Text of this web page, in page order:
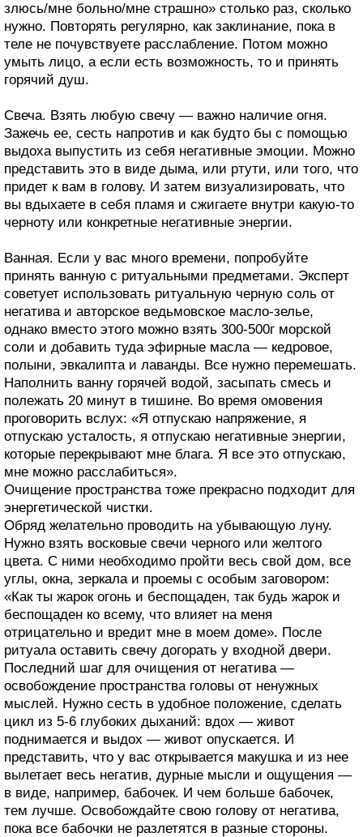
злюсь/мне больно/мне страшно» столько раз, сколько
нужно. Повторять регулярно, как заклинание, пока в
теле не почувствуете расслабление. Потом можно
умыть лицо, а если есть возможность, то и принять
горячий душ.
Свеча. Взять любую свечу — важно наличие огня.
Зажечь ее, сесть напротив и как будто бы с помощью
выдоха выпустить из себя негативные эмоции. Можно
представить это в виде дыма, или ртути, или того, что
придет к вам в голову. И затем визуализировать, что
вы вдыхаете в себя пламя и сжигаете внутри какую-то
черноту или конкретные негативные энергии.
Ванная. Если у вас много времени, попробуйте
принять ванную с ритуальными предметами. Эксперт
советует использовать ритуальную черную соль от
негатива и авторское ведьмовское масло-зелье,
однако вместо этого можно взять 300-500г морской
соли и добавить туда эфирные масла — кедровое,
полыни, эвкалипта и лаванды. Все нужно перемешать.
Наполнить ванну горячей водой, засыпать смесь и
полежать 20 минут в тишине. Во время омовения
проговорить вслух: «Я отпускаю напряжение, я
отпускаю усталость, я отпускаю негативные энергии,
которые перекрывают мне блага. Я все это отпускаю,
мне можно расслабиться».
Очищение пространства тоже прекрасно подходит для
энергетической чистки.
Обряд желательно проводить на убывающую луну.
Нужно взять восковые свечи черного или желтого
цвета. С ними необходимо пройти весь свой дом, все
углы, окна, зеркала и проемы с особым заговором:
«Как ты жарок огонь и беспощаден, так будь жарок и
беспощаден ко всему, что влияет на меня
отрицательно и вредит мне в моем доме». После
ритуала оставить свечу догорать у входной двери.
Последний шаг для очищения от негатива —
освобождение пространства головы от ненужных
мыслей. Нужно сесть в удобное положение, сделать
цикл из 5-6 глубоких дыханий: вдох — живот
поднимается и выдох — живот опускается. И
представить, что у вас открывается макушка и из нее
вылетает весь негатив, дурные мысли и ощущения —
в виде, например, бабочек. И чем больше бабочек,
тем лучше. Освобождайте свою голову от негатива,
пока все бабочки не разлетятся в разные стороны.